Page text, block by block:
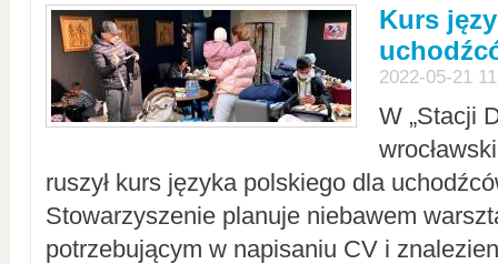
Kurs
2022-05-21
W „Stacji
ruszył kurs języka polskiego dla
Stowarzyszenie planuje niebawem
potrzebującym w napisaniu CV i